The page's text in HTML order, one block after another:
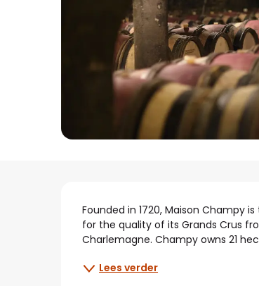
Beschrijving
Founded in 1720, Maison Champy
for the quality of its Grands Crus
Charlemagne. Champy owns 21
Lees verder